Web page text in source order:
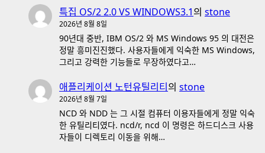
특집 OS/2 2.0 VS WINDOWS3.1의 stone
2026년 8월 8일
90년대 중반, IBM OS/2 와 MS Windows 95 의 대전은
정말 흥미진진했다. 사용자들에게 익숙한 MS Windows,
그리고 강력한 기능들로 무장하였다고…
애플리케이션 노턴유틸리티의 stone
2026년 8월 7일
NCD 와 NDD 는 그 시절 컴퓨터 이용자들에게 정말 익숙
한 유틸리티였다. ncd/r, ncd 이 명령은 하드디스크 사용
자들이 디렉토리 이동을 위해…